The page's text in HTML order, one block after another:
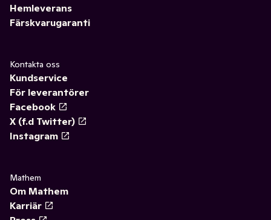
Hemleverans
Färskvarugaranti
Kontakta oss
Kundservice
För leverantörer
Facebook
X (f.d Twitter)
Instagram
Mathem
Om Mathem
Karriär